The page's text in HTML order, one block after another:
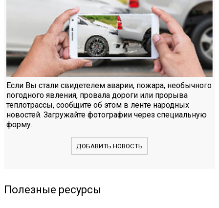
Если Вы стали свидетелем аварии, пожара, необычного
погодного явления, провала дороги или прорыва
теплотрассы, сообщите об этом в ленте народных
новостей. Загружайте фотографии через специальную
форму.
ДОБАВИТЬ НОВОСТЬ
Полезные ресурсы